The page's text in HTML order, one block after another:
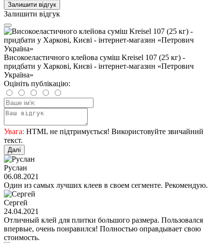
Залишити відгук
Залишити відгук
Високоеластичного клейова суміш Kreisel 107 (25 кг) -
придбати у Харкові, Києві - інтернет-магазин «Петрович
Україна»
Оцініть публікацію:
Увага: HTML не підтримується! Використовуйте звичайний
текст.
Далі
Руслан
06.08.2021
Один из самых лучших клеев в своем сегменте. Рекомендую.
Сергей
24.04.2021
Отличный клей для плитки большого размера. Пользовался
впервые, очень понравился! Полностью оправдывает свою
стоимость.